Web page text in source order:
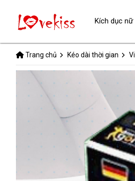
Trang chủ Kéo dài thời gian
Kích dục nữ